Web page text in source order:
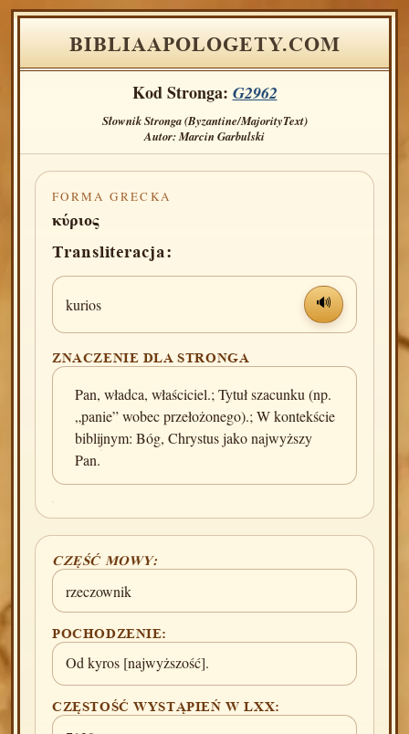
BIBLIAAPOLOGETY.COM
Kod Stronga: G2962
Słownik Stronga (Byzantine/MajorityText)
Autor: Marcin Garbulski
FORMA GRECKA
κύριος
Transliteracja:
kurios 🔊
ZNACZENIE DLA STRONGA
Pan, władca, właściciel.; Tytuł szacunku (np.
„panie” wobec przełożonego).; W kontekście
biblijnym: Bóg, Chrystus jako najwyższy
Pan.
CZĘŚĆ MOWY:
rzeczownik
POCHODZENIE:
Od kyros [najwyższość].
CZĘSTOŚĆ WYSTĄPIEŃ W LXX: